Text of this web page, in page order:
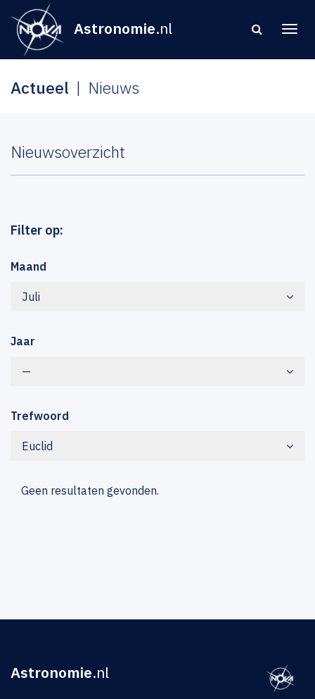
Astronomie.nl
Actueel Nieuws
Nieuwsoverzicht
Filter op:
Maand
Juli
Jaar
—
Trefwoord
Euclid
Geen resultaten gevonden.
Astronomie.nl